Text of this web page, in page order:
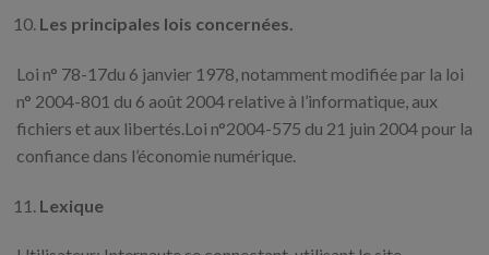
Les principales lois concernées.
Loi n° 78-17du 6 janvier 1978, notamment modifiée par la loi
n° 2004-801 du 6 août 2004 relative à l’informatique, aux
fichiers et aux libertés.Loi n°2004-575 du 21 juin 2004 pour la
confiance dans l’économie numérique.
Lexique